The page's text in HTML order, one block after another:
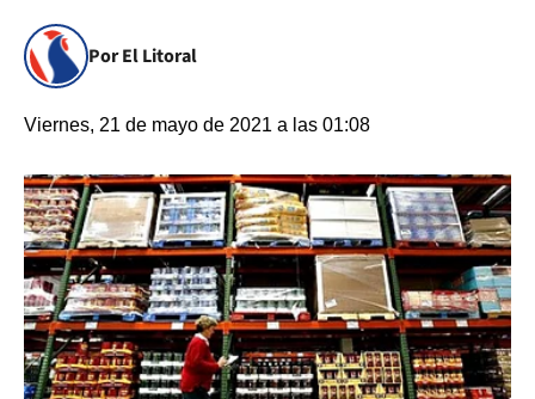
Por El Litoral
Viernes, 21 de mayo de 2021 a las 01:08